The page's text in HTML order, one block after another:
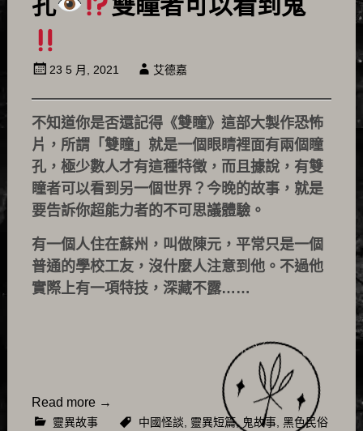
23 5 月, 2021 艾德嘉
不知道你是否還記得《雙瞳》這部大製作恐怖
片，所謂「雙瞳」就是一個眼睛裡面有兩個瞳
孔，極少數人才有這種特徵，而且據說，有雙
瞳者可以看到另一個世界？今晚的故事，就是
要告訴你超能力者的不可思議體驗。
有一個人住在蘇州，叫做陳元，平常只是一個
普通的學校工友，沒什麼人注意到他。不過他
實際上有一項特技，深藏不露……
Read more →
靈異故事 中國怪談 靈異短篇, 鬼故事, 黑色民俗